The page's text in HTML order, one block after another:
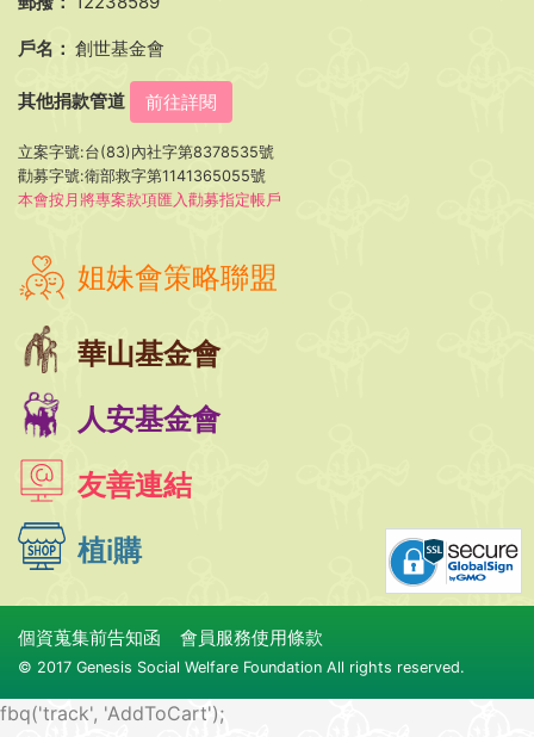
戶名： 創世基金會
其他捐款管道 前往詳閱
立案字號:台(83)內社字第8378535號
勸募字號:衛部救字第1141365055號
本會按月將專案款項匯入勸募指定帳戶
姐妹會策略聯盟
華山基金會
人安基金會
友善連結
植i購
個資蒐集前告知函 會員服務使用條款
© 2017 Genesis Social Welfare Foundation All rights reserved.
fbq('track', 'AddToCart');